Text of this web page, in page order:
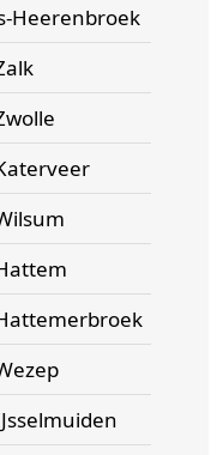
Heerenbroek